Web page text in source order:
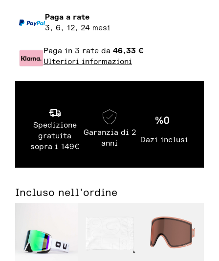
Paga a rate
3, 6, 12, 24 mesi
Paga in 3 rate da46,33 €
Ulteriori informazioni
Spedizione
gratuita
sopra i 149€
Garanzia di 2
anni
Dazi inclusi
Incluso nell'ordine